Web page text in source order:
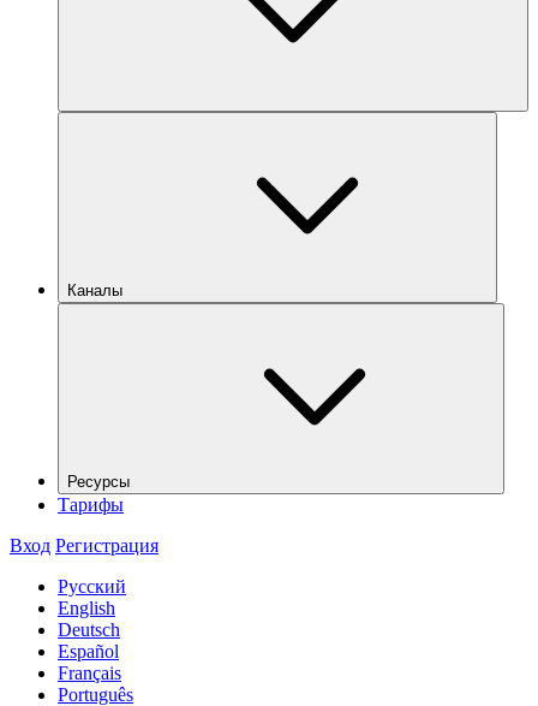
Каналы
Ресурсы
Тарифы
Вход Регистрация
Русский
English
Deutsch
Español
Français
Português